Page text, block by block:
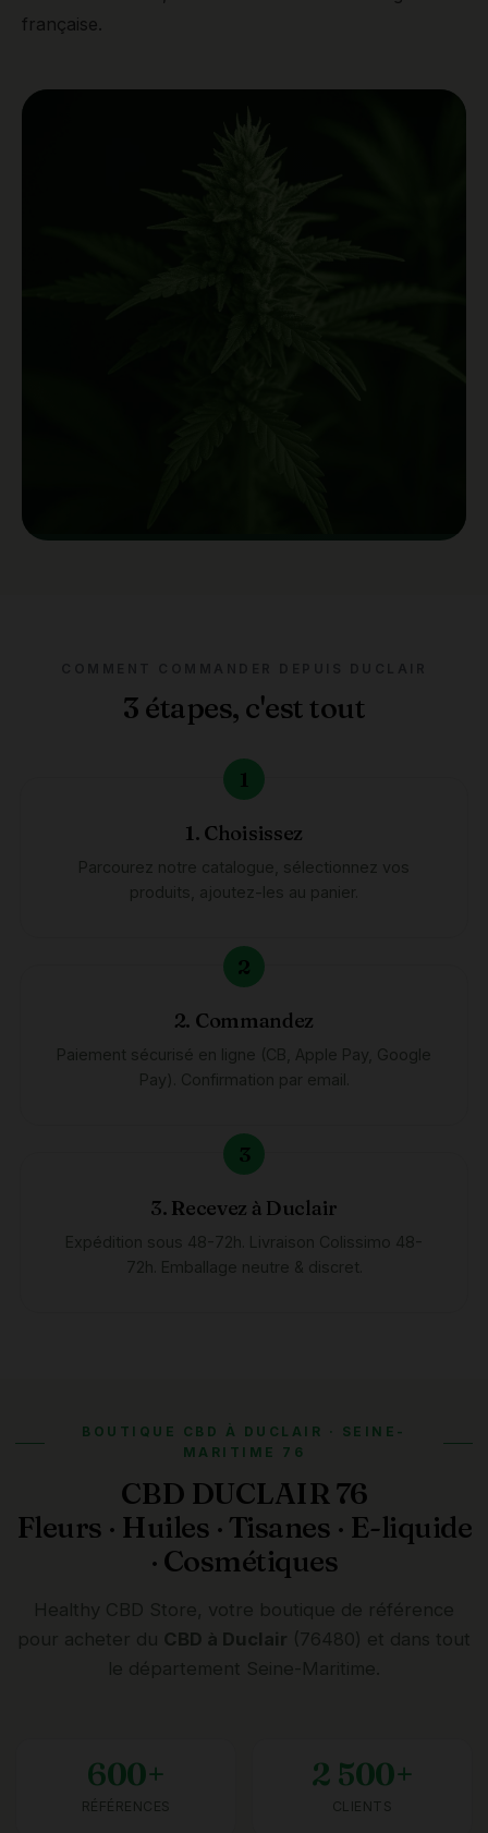
française.
3 étapes, c'est tout
1. Choisissez
Parcourez notre catalogue, sélectionnez vos
produits, ajoutez-les au panier.
2. Commandez
Paiement sécurisé en ligne (CB, Apple Pay, Google
Pay). Confirmation par email.
3. Recevez à Duclair
Expédition sous 48-72h. Livraison Colissimo 48-
72h. Emballage neutre & discret.
BOUTIQUE CBD À DUCLAIR · SEINE-
MARITIME 76
CBD DUCLAIR 76
Fleurs · Huiles · Tisanes · E-liquide
· Cosmétiques
Healthy CBD Store, votre boutique de référence
pour acheter du CBD à Duclair (76480) et dans tout
le département Seine-Maritime.
600+
RÉFÉRENCES
2 500+
CLIENTS